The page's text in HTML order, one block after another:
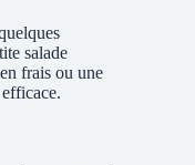
salade
frais ou une